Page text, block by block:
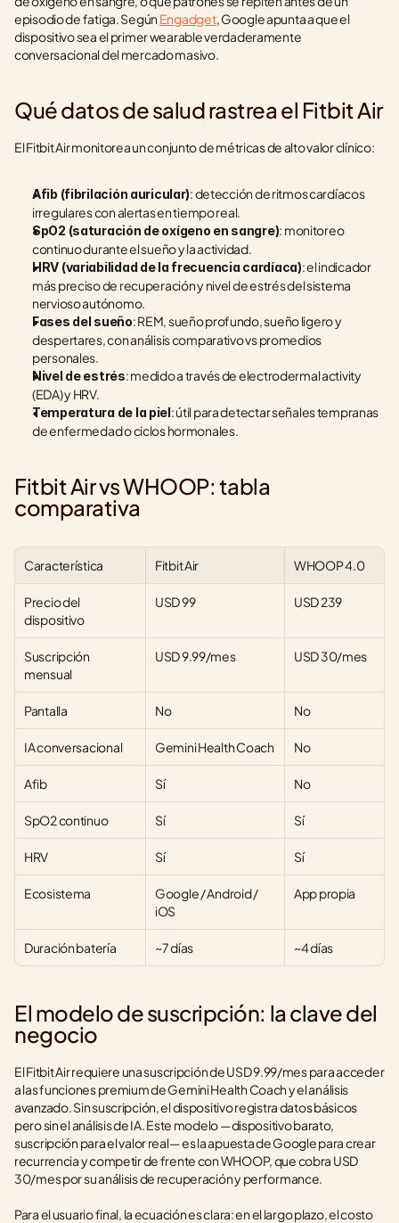
episodio de fatiga. Según Engadget, Google apunta a que el
dispositivo sea el primer wearable verdaderamente
conversacional del mercado masivo.
Qué datos de salud rastrea el Fitbit Air
El Fitbit Air monitorea un conjunto de métricas de alto valor clínico:
Afib (fibrilación auricular): detección de ritmos cardíacos
irregulares con alertas en tiempo real.
SpO2 (saturación de oxígeno en sangre): monitoreo
continuo durante el sueño y la actividad.
HRV (variabilidad de la frecuencia cardíaca): el indicador
más preciso de recuperación y nivel de estrés del sistema
nervioso autónomo.
Fases del sueño: REM, sueño profundo, sueño ligero y
despertares, con análisis comparativo vs promedios
personales.
Nivel de estrés: medido a través de electrodermal activity
(EDA) y HRV.
Temperatura de la piel: útil para detectar señales tempranas
de enfermedad o ciclos hormonales.
Fitbit Air vs WHOOP: tabla
comparativa
Característica Fitbit Air WHOOP 4.0
Precio del
dispositivo
USD 99 USD 239
Suscripción
mensual
USD 9.99/mes USD 30/mes
Pantalla No No
IA conversacional Gemini Health Coach No
Afib Sí No
SpO2 continuo Sí Sí
HRV Sí Sí
Ecosistema
Google / Android /
iOS
App propia
Duración batería ~7 días ~4 días
El modelo de suscripción: la clave del
negocio
El Fitbit Air requiere una suscripción de USD 9.99/mes para acceder
a las funciones premium de Gemini Health Coach y el análisis
avanzado. Sin suscripción, el dispositivo registra datos básicos
pero sin el análisis de IA. Este modelo —dispositivo barato,
suscripción para el valor real— es la apuesta de Google para crear
recurrencia y competir de frente con WHOOP, que cobra USD
30/mes por su análisis de recuperación y performance.
Para el usuario final, la ecuación es clara: en el largo plazo, el costo